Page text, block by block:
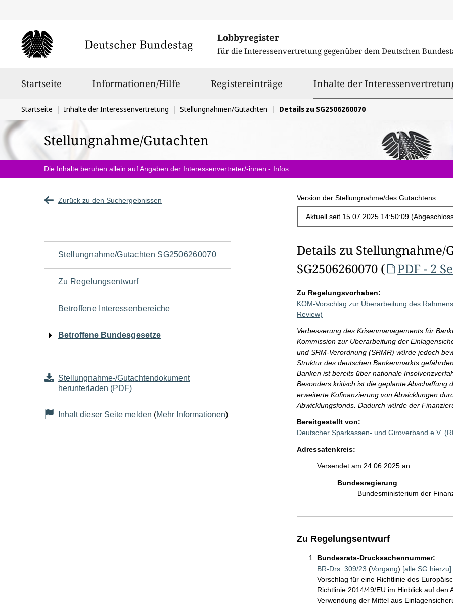
Lobbyregister
für die Interessenvertretung gegenüber dem Deutschen
Startseite Informationen/Hilfe Registereinträge Inhalte der
Sie
befinden
sich
hier:
Startseite Inhalte der Interessenvertretung Stellungnahmen/Gutachten Details zu SG2506260070
Stellungnahme/Gutachten
Die Inhalte beruhen allein auf Angaben der Interessenvertreter/-innen - Infos
Zurück zu den Suchergebnissen Version der Stellungnahme/des Gutachtens
Navigation
für
den
Seiteninhalt
Stellungnahme/Gutachten SG2506260070
Zu Regelungsentwurf
Betroffene Interessenbereiche
Betroffene Bundesgesetze
Stellungnahme-/Gutachtendokument
herunterladen (PDF)
Inhalt dieser Seite melden (Mehr Informationen)
Details zu Stellungnahme/
SG2506260070 (
PDF - 2
Zu Regelungsvorhaben:
KOM-Vorschlag zur Überarbeitung des
Review)
Verbesserung des Krisenmanagements für
Kommission zur Überarbeitung der
und SRM-Verordnung (SRMR) würde jedoch
Struktur des deutschen Bankenmarkts
Banken ist bereits über nationale
Besonders kritisch ist die geplante Abschaffung
erweiterte Kofinanzierung von Abwicklungen
Abwicklungsfonds. Dadurch würde der
Bereitgestellt von:
Deutscher Sparkassen- und Giroverband e.V.
Adressatenkreis:
Versendet am 24.06.2025 an:
Bundesregierung
Bundesministerium der
Zu Regelungsentwurf
Bundesrats-Drucksachennummer:
BR-Drs. 309/23 (Vorgang) [alle SG hierzu]
Vorschlag für eine Richtlinie des
Richtlinie 2014/49/EU im Hinblick auf
Verwendung der Mittel aus